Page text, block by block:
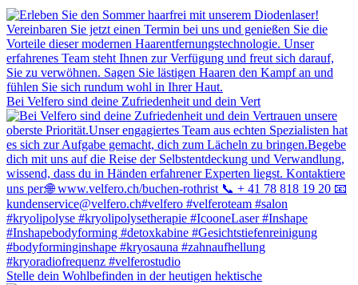
Bei Velfero sind deine Zufriedenheit und dein Vert
Stelle dein Wohlbefinden in der heutigen hektische